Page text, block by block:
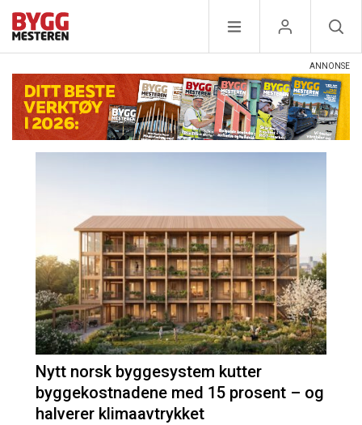
Nytt norsk byggesystem kutter
byggekostnadene med 15 prosent – og
halverer klimaavtrykket